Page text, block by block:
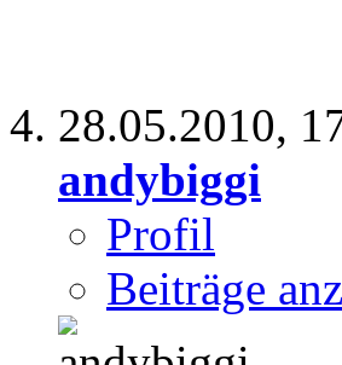
28.05.2010,
andybiggi
Profil
Beiträge